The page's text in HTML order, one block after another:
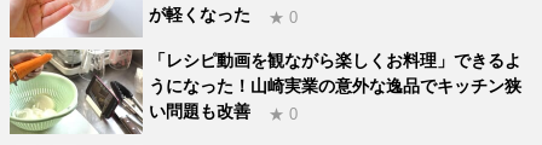
が軽くなった
★ 0
「レシピ動画を観ながら楽しくお料理」できるよ
うになった！山崎実業の意外な逸品でキッチン狭
い問題も改善
★ 0